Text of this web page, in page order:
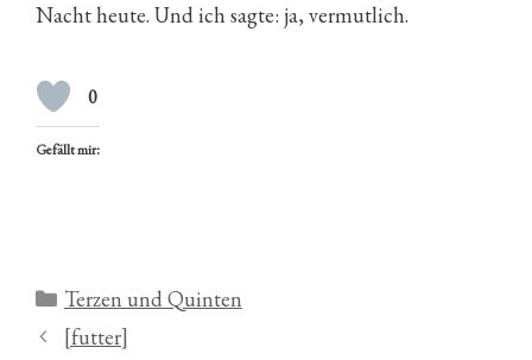
Nacht heute. Und ich sagte: ja, vermutlich.
0
Gefällt mir:
Kategorien
Terzen und Quinten
[futter]